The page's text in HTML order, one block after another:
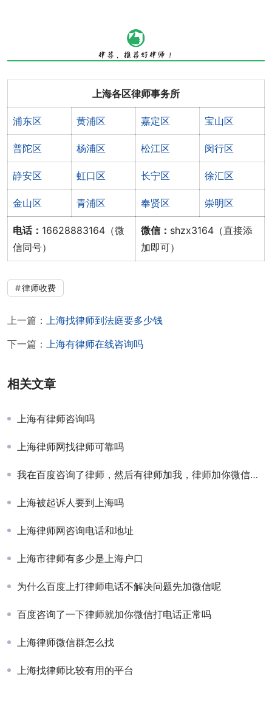
上海各区律师事务所
浦东区 黄浦区 嘉定区 宝山区
普陀区 杨浦区 松江区 闵行区
静安区 虹口区 长宁区 徐汇区
金山区 青浦区 奉贤区 崇明区
电话： 16628883164（微
信同号）
微信： shzx3164（直接添
加即可）
律师收费
上一篇：
上海找律师到法庭要多少钱
下一篇：
上海有律师在线咨询吗
相关文章
上海有律师咨询吗
上海律师网找律师可靠吗
我在百度咨询了律师，然后有律师加我，律师加你微信暗示什么
上海被起诉人要到上海吗
上海律师网咨询电话和地址
上海市律师有多少是上海户口
为什么百度上打律师电话不解决问题先加微信呢
百度咨询了一下律师就加你微信打电话正常吗
上海律师微信群怎么找
上海找律师比较有用的平台